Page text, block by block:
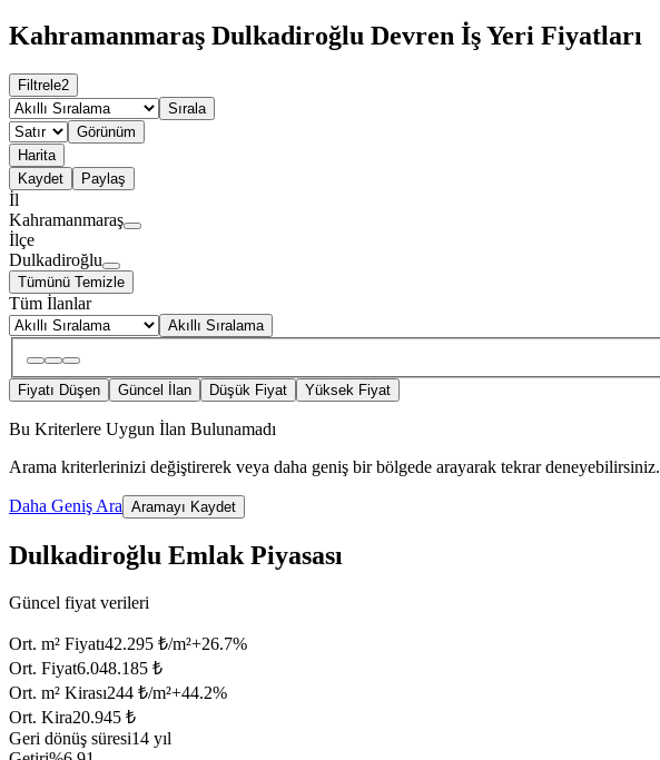
Kahramanmaraş Dulkadiroğlu Devren İş Yeri Fiyatları
Filtrele2
Sırala
Görünüm
Harita
Kaydet
Paylaş
İl
Kahramanmaraş
İlçe
Dulkadiroğlu
Tümünü Temizle
Tüm İlanlar
Akıllı Sıralama
Fiyatı Düşen Güncel İlan Düşük Fiyat Yüksek Fiyat
Bu Kriterlere Uygun İlan Bulunamadı
Arama kriterlerinizi değiştirerek veya daha geniş bir bölgede arayarak tekrar deneyebilirsiniz.
Daha Geniş Ara Aramayı Kaydet
Dulkadiroğlu Emlak Piyasası
Güncel fiyat verileri
Ort. m² Fiyatı42.295 ₺/m²+26.7%
Ort. Fiyat6.048.185 ₺
Ort. m² Kirası244 ₺/m²+44.2%
Ort. Kira20.945 ₺
Geri dönüş süresi14 yıl